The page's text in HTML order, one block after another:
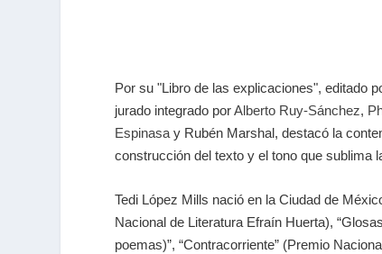
Por su "Libro de las explicaciones", editado
jurado integrado porAlberto Ruy-Sánchez,
Espinasay Rubén Marshal, destacó la
construcción del texto y el tono que sublima
Tedi López Mills nació en la Ciudad de
Nacional de Literatura Efraín Huerta),
poemas)”, “Contracorriente” (Premio